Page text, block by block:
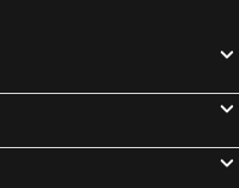
Sauerbrunn, spa hotels